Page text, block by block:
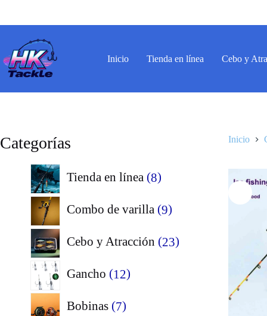
contenido
Inicio Tienda en línea Cebo y
Inicio
Categorías
Tienda en línea 88
Combo de varilla 99
Cebo y Atracción
2323
Gancho 1212
Bobinas 77